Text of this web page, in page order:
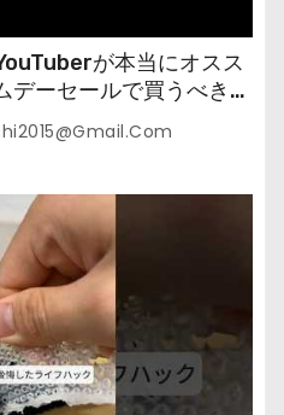
が本当にオスス
ーセールで買うべきも